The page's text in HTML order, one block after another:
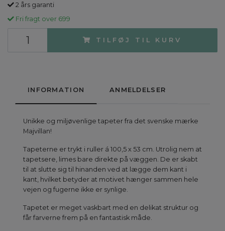
2 års garanti
Fri fragt over 699
TILFØJ TIL KURV
INFORMATION ANMELDELSER
Unikke og miljøvenlige tapeter fra det svenske mærke
Majvillan!
Tapeterne er trykt i ruller á 100,5 x 53 cm. Utrolig nem at
tapetsere, limes bare direkte på væggen. De er skabt
til at slutte sig til hinanden ved at lægge dem kant i
kant, hvilket betyder at motivet hænger sammen hele
vejen og fugerne ikke er synlige.
Tapetet er meget vaskbart med en delikat struktur og
får farverne frem på en fantastisk måde.